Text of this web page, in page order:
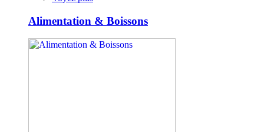
Alimentation & Boissons